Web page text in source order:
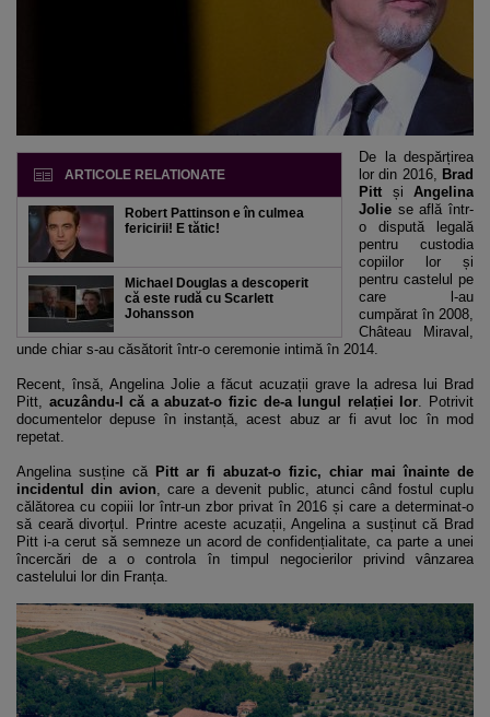
ARTICOLE RELATIONATE
Robert Pattinson e în culmea
fericirii! E tătic!
Michael Douglas a descoperit
că este rudă cu Scarlett
Johansson
De la despărțirea
lor din 2016, Brad
Pitt și Angelina
Jolie se află într-
o dispută legală
pentru custodia
copiilor lor și
pentru castelul pe
care l-au
cumpărat în 2008,
Château Miraval,
unde chiar s-au căsătorit într-o ceremonie intimă în 2014.
Recent, însă, Angelina Jolie a făcut acuzații grave la adresa lui Brad
Pitt, acuzându-l că a abuzat-o fizic de-a lungul relației lor. Potrivit
documentelor depuse în instanță, acest abuz ar fi avut loc în mod
repetat.
Angelina susține că Pitt ar fi abuzat-o fizic, chiar mai înainte de
incidentul din avion, care a devenit public, atunci când fostul cuplu
călătorea cu copiii lor într-un zbor privat în 2016 și care a determinat-o
să ceară divorțul. Printre aceste acuzații, Angelina a susținut că Brad
Pitt i-a cerut să semneze un acord de confidențialitate, ca parte a unei
încercări de a o controla în timpul negocierilor privind vânzarea
castelului lor din Franța.